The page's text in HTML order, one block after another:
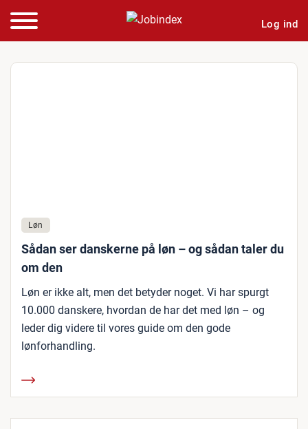
Log ind
Løn
Sådan ser danskerne på løn – og sådan taler du
om den
Løn er ikke alt, men det betyder noget. Vi har spurgt
10.000 danskere, hvordan de har det med løn – og
leder dig videre til vores guide om den gode
lønforhandling.